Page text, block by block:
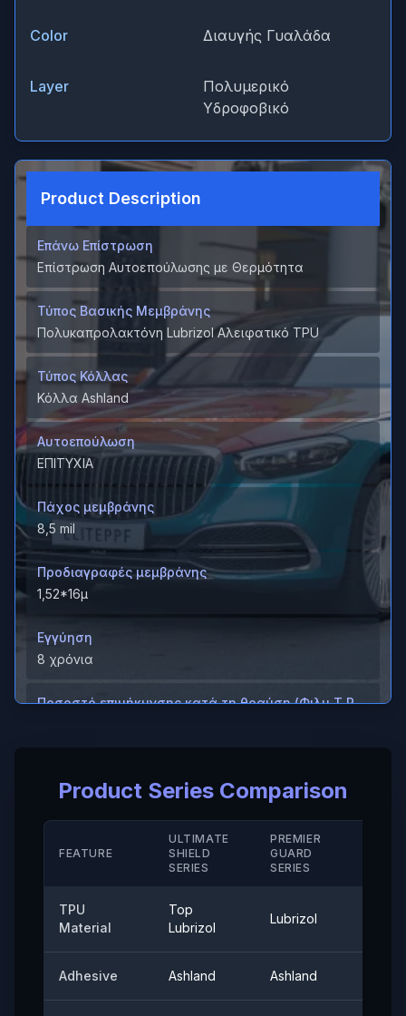
Color Διαυγής Γυαλάδα
Layer
Πολυμερικό
Υδροφοβικό
Product Description
Επάνω Επίστρωση
Επίστρωση Αυτοεπούλωσης με Θερμότητα
Τύπος Βασικής Μεμβράνης
Πολυκαπρολακτόνη Lubrizol Αλειφατικό TPU
Τύπος Κόλλας
Κόλλα Ashland
Αυτοεπούλωση
ΕΠΙΤΥΧΙΑ
Πάχος μεμβράνης
8,5 mil
Προδιαγραφές μεμβράνης
1,52*16μ
Εγγύηση
8 χρόνια
Ποσοστό επιμήκυνσης κατά τη θραύση (Φιλμ T P
Ποσοστό επιμήκυνσης κατά τη θραύση (Σκληρή
＞280（%）
Αντοχή στη Θερμοκρασία
Αντοχή στην Αποκόλληση
≤0,35 (N/25mm)
Γυαλάδα επιφάνειας 60°
Product Series Comparison
FEATURE
ULTIMATE
SHIELD
SERIES
PREMIER
GUARD
SERIES
TPU
Material
Top
Lubrizol
Lubrizol
Adhesive Ashland Ashland